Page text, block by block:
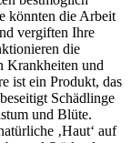
könnten die Arbeit
vergiften Ihre
die
Krankheiten und
ist ein Produkt, das
Schädlinge
und Blüte.
‚Haut‘ auf